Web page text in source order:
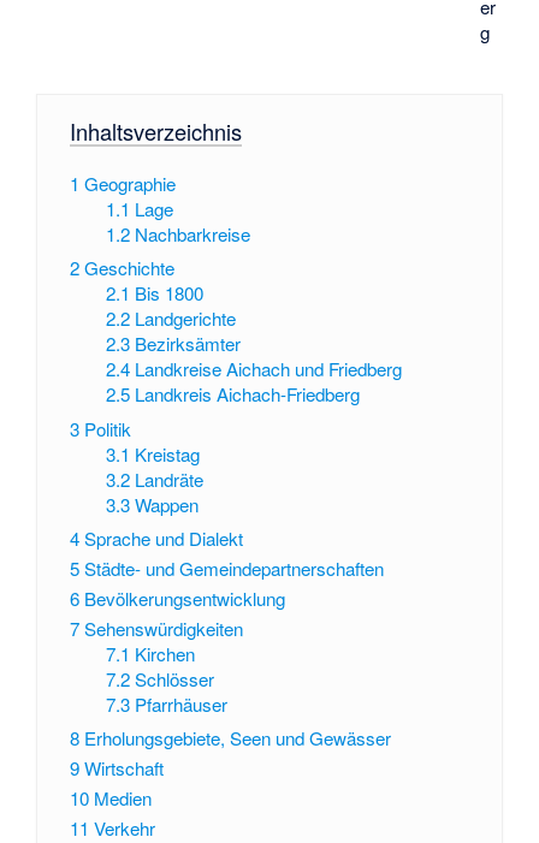
er
g
Inhaltsverzeichnis
1 Geographie
1.1 Lage
1.2 Nachbarkreise
2Geschichte
2.1 Bis 1800
2.2 Landgerichte
2.3 Bezirksämter
2.4 Landkreise Aichach und Friedberg
2.5 Landkreis Aichach-Friedberg
3 Politik
3.1 Kreistag
3.2 Landräte
3.3 Wappen
4Sprache und Dialekt
5Städte- und Gemeindepartnerschaften
6 Bevölkerungsentwicklung
7Sehenswürdigkeiten
7.1 Kirchen
7.2 Schlösser
7.3 Pfarrhäuser
8 Erholungsgebiete, Seen und Gewässer
9Wirtschaft
10 Medien
11 Verkehr